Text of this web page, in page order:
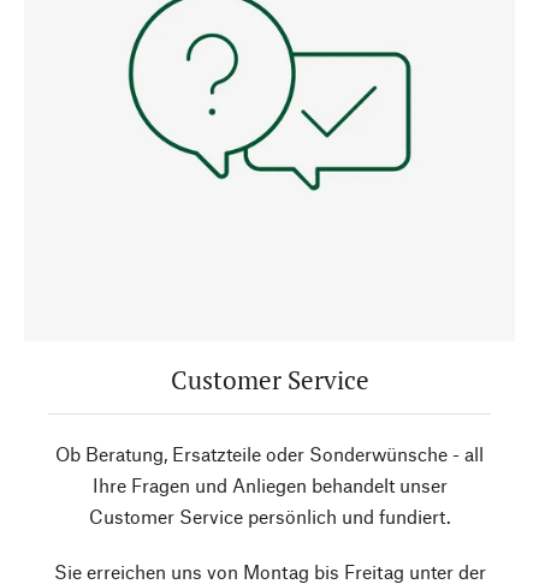
Customer Service
Ob Beratung, Ersatzteile oder Sonderwünsche - all
Ihre Fragen und Anliegen behandelt unser
Customer Service persönlich und fundiert.
Sie erreichen uns von Montag bis Freitag unter der